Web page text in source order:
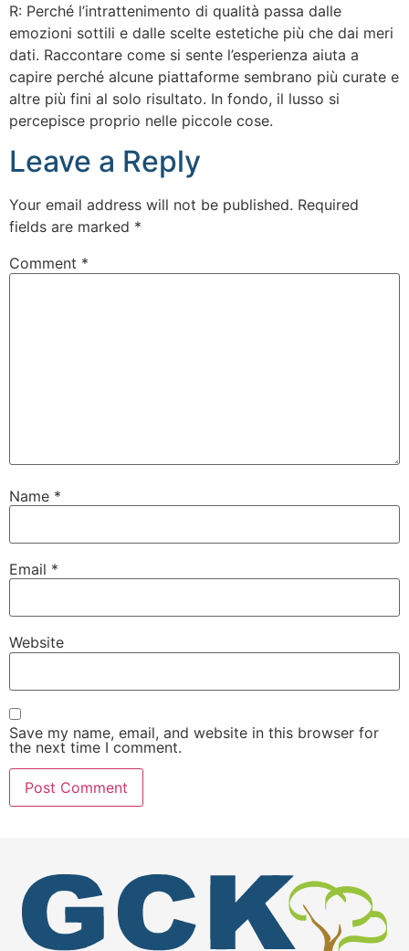
R: Perché l’intrattenimento di qualità passa dalle
emozioni sottili e dalle scelte estetiche più che dai meri
dati. Raccontare come si sente l’esperienza aiuta a
capire perché alcune piattaforme sembrano più curate e
altre più fini al solo risultato. In fondo, il lusso si
percepisce proprio nelle piccole cose.
Leave a Reply
Your email address will not be published. Required
fields are marked *
Comment *
Name *
Email *
Website
Save my name, email, and website in this browser for
the next time I comment.